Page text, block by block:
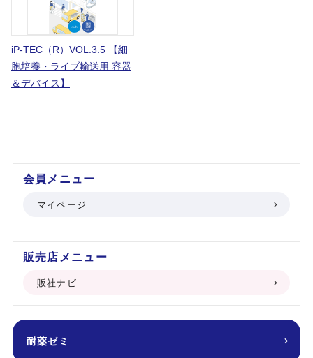
iP-TEC（R）VOL.3.5 【細
胞培養・ライブ輸送用 容器
＆デバイス】
会員メニュー
マイページ
販売店メニュー
販社ナビ
耐薬ゼミ